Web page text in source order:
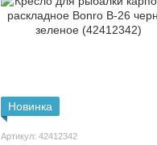
Новинка
Артикул: 42412342